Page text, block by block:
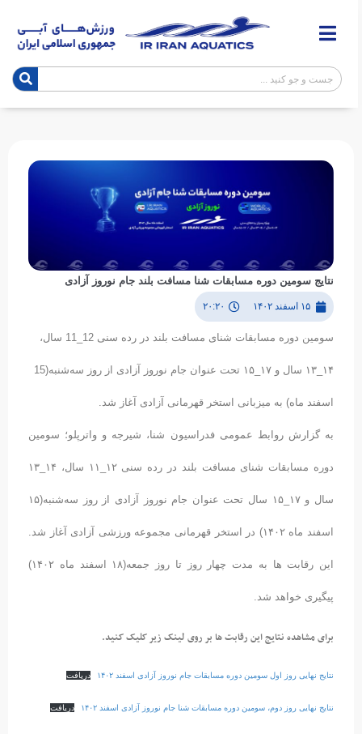
نتایج سومین دوره مسابقات شنا مسافت بلند جام نوروز آزادی
۱۵ اسفند ۱۴۰۲ ۲۰:۲۰
سومین دوره مسابقات شنای مسافت بلند در رده سنی 12_11 سال،
۱۴_۱۳ سال و ۱۷_۱۵ تحت عنوان جام نوروز آزادی از روز سه‌شنبه(15
اسفند ماه) به میزبانی استخر قهرمانی آزادی آغاز شد.
به گزارش روابط عمومی فدراسیون شنا، شیرجه و واترپلو؛ سومین
دوره مسابقات شنای مسافت بلند در رده سنی ۱۲_۱۱ سال، ۱۴_۱۳
سال و ۱۷_۱۵ سال تحت عنوان جام نوروز آزادی از روز سه‌شنبه(۱۵
اسفند ماه ۱۴۰۲) در استخر قهرمانی مجموعه ورزشی آزادی آغاز شد.
این رقابت ها به مدت چهار روز تا روز جمعه(۱۸ اسفند ماه ۱۴۰۲)
پیگیری خواهد شد.
برای مشاهده نتایج این رقابت ها بر روی لینک زیر کلیک کنید.
نتایج نهایی روز اول سومین دوره مسابقات جام نوروز آزادی اسفند ۱۴۰۲ دریافت
نتایج نهایی روز دوم، سومین دوره مسابقات شنا جام نوروز آزادی اسفند ۱۴۰۲ دریافت